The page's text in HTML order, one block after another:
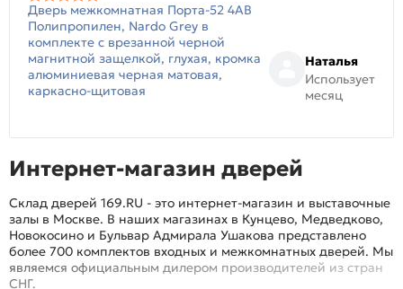
Дверь межкомнатная Порта-52 4AB
Полипропилен, Nardo Grey в
комплекте с врезанной черной
магнитной защелкой, глухая, кромка
алюминиевая черная матовая,
каркасно-щитовая
Наталья
Использует
месяц
Интернет-магазин дверей
Склад дверей 169.RU - это интернет-магазин и выставочные
залы в Москве. В наших магазинах в Кунцево, Медведково,
Новокосино и Бульвар Адмирала Ушакова представлено
более 700 комплектов входных и межкомнатных дверей. Мы
являемся официальным дилером производителей из стран
СНГ.